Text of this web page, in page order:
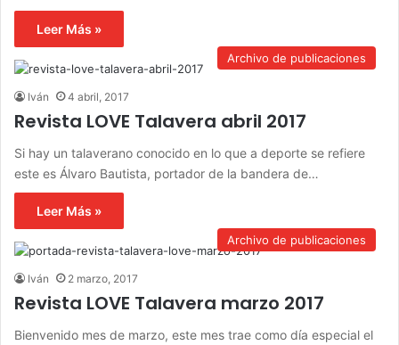
Leer Más »
Archivo de publicaciones
Iván 4 abril, 2017
Revista LOVE Talavera abril 2017
Si hay un talaverano conocido en lo que a deporte se refiere
este es Álvaro Bautista, portador de la bandera de…
Leer Más »
Archivo de publicaciones
Iván 2 marzo, 2017
Revista LOVE Talavera marzo 2017
Bienvenido mes de marzo, este mes trae como día especial el